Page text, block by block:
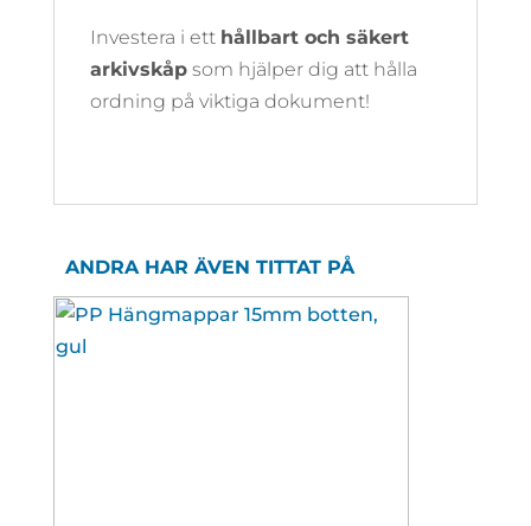
Investera i ett hållbart och säkert
arkivskåpsom hjälper dig att hålla
ordning på viktiga dokument!
ANDRA HAR ÄVEN TITTAT PÅ